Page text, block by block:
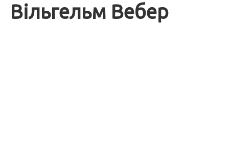
Вільгельм Вебер